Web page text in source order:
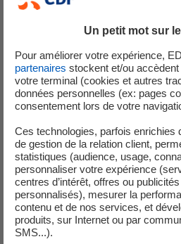
analyses techniques,
dysfonctionnements.
Gérer les opérations de
préventives ou
nettoyage, graissage,
équipements mécaniques
Contribuer à
surveiller et ajuster les
suivre les
d’amélioration.
Assurer une
Un petit mot sur
Pour améliorer votre expérience,
partenaires stockent et/ou
votre terminal (cookies et autres
données personnelles (ex: pages
consentement lors de votre
Ces technologies, parfois enrichies
de gestion de la relation client,
statistiques (audience, usage,
personnaliser votre expérience
centres d’intérêt, offres ou
personnalisés), mesurer la
contenu et de nos services, et
produits, sur Internet ou par
SMS...).